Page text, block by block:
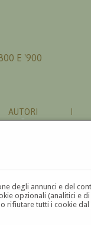
degli annunci e del
opzionali (analitici
rifiutare tutti i cookie
E '900
AUTORI